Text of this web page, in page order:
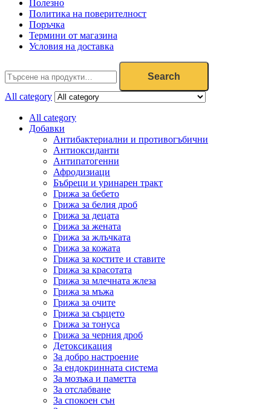
Полезно
Политика на поверителност
Поръчка
Термини от магазина
Условия на доставка
Search
All category
All category
Добавки
Антибактериални и противогъбични
Антиоксиданти
Антипатогенни
Афродизиаци
Бъбреци и уринарен тракт
Грижа за бебето
Грижа за белия дроб
Грижа за децата
Грижа за жената
Грижа за жлъчката
Грижа за кожата
Грижа за костите и ставите
Грижа за красотата
Грижа за млечната жлеза
Грижа за мъжа
Грижа за очите
Грижа за сърцето
Грижа за тонуса
Грижа за черния дроб
Детоксикация
За добро настроение
За ендокринната система
За мозъка и паметта
За отслабване
За спокоен сън